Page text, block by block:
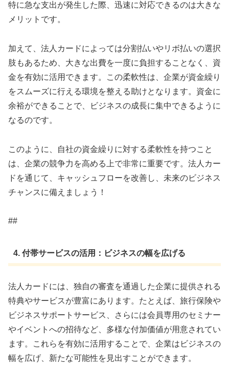
特に急な支出が発生した際、迅速に対応できるのは大きな
メリットです。
加えて、法人カードによっては分割払いやリボ払いの選択
肢もあるため、大きな出費を一度に負担することなく、資
金を有効に活用できます。この柔軟性は、企業が資金繰り
をスムーズに行える環境を整える助けとなります。資金に
余裕ができることで、ビジネスの成長に集中できるように
なるのです。
このように、自社の資金繰りに対する柔軟性を持つこと
は、企業の競争力を高める上で非常に重要です。法人カー
ドを通じて、キャッシュフローを改善し、未来のビジネス
チャンスに備えましょう！
##
4. 付帯サービスの活用：ビジネスの幅を広げる
法人カードには、独自の審査を通過した企業に提供される
特典やサービスが豊富にあります。たとえば、旅行保険や
ビジネスサポートサービス、さらには会員専用のセミナー
やイベントへの招待など、多様な付加価値が用意されてい
ます。これらを有効に活用することで、企業はビジネスの
幅を広げ、新たな可能性を見出すことができます。